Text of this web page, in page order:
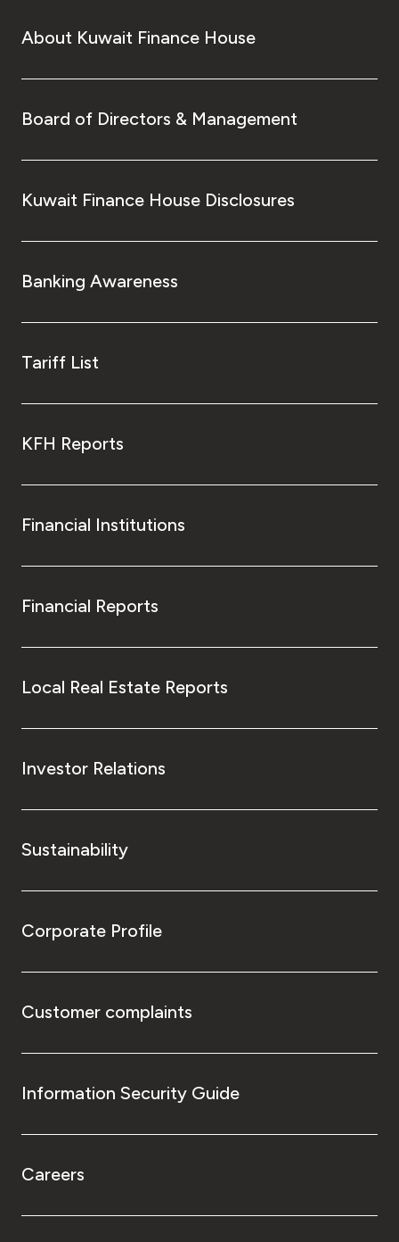
About Kuwait Finance House
Board of Directors & Management
Kuwait Finance House Disclosures
Banking Awareness
Tariff List
KFH Reports
Financial Institutions
Financial Reports
Local Real Estate Reports
Investor Relations
Sustainability
Corporate Profile
Customer complaints
Information Security Guide
Careers